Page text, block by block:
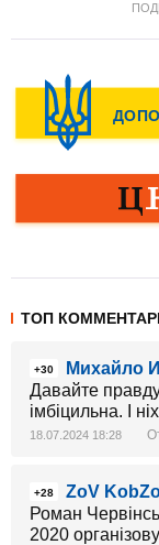
ТОП
+30
Михайло
Давайте правду
імбіцильна. І
18.07.2024 18:28
+28
ZoV
Роман
2020